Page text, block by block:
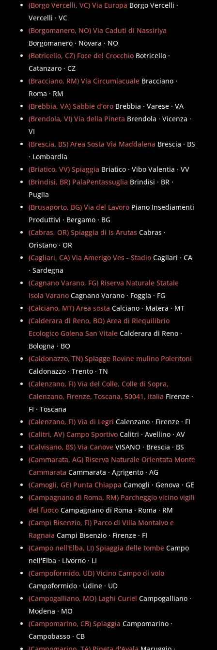
(Borgo Vercelli, VC) Via Europa Borgo Vercelli ·
Vercelli · VC
(Borgomanero, NO) Via Caduti di Nassiriya
Borgomanero · Novara · NO
(Botricello, CZ) Foce del Crocchio Botricello ·
Catanzaro · CZ
(Bracciano, RM) Via Circumlacuale Bracciano ·
Roma · RM
(Brebbia, VA) Sabbie d’oro Brebbia · Varese · VA
(Brendola, VI) Via della Pineta Brendola · Vicenza ·
VI
(Brescia, BS) Area Sosta Via Maddalena Brescia · BS
· Lombardia
(Briatico, VV) Spiaggia Briatico · Vibo Valentia · VV
(Brindisi, BR) PalaPentassuglia Brindisi · BR ·
Puglia
(Brusaporto, BG) Via del Lavoro Piano Insediamenti
Produttivi · Bergamo · BG
(Cabras, OR) Spiaggia di Is Arutas Cabras ·
Oristano · OR
(Cagliari, CA) Via Amerigo Ves - Stadio Cagliari · CA
· Sardegna
(Cagnano Varano, FG) Riserva Naturale Statale
Isola Varano Cagnano Varano · Foggia · FG
(Calciano, MT) Area sosta Calciano · Matera · MT
(Calderara di Reno, BO) Area di Riequilibrio
Ecologico Golena San Vitale Calderara di Reno ·
Bologna · BO
(Caldonazzo, TN) Spiagge Rovine mulino Polentoni
Caldonazzo · Trento · TN
(Calenzano, FI) Via del Colle, Colle di Sopra,
Calenzano, Firenze, Toscana, 50041, Italia Firenze ·
FI · Toscana
(Calenzano, FI) Via di Legri Calenzano · Firenze · FI
(Calitri, AV) Campo Sportivo Calitri · Avellino · AV
(Calvisano, BS) Via Canove VISANO · Brescia · BS
(Cammarata, AG) Riserva Naturale Orientata Monte
Cammarata Cammarata · Agrigento · AG
(Camogli, GE) Punta Chiappa Camogli · Genova · GE
(Campagnano di Roma, RM) Parcheggio vicino vigili
del fuoco Campagnano di Roma · Roma · RM
(Campi Bisenzio, FI) Parco di Villa Montalvo e
Ragnaia Campi Bisenzio · Firenze · FI
(Campo nell'Elba, LI) Spiaggia delle tombe Campo
nell'Elba · Livorno · LI
(Campoformido, UD) Vicino Campo di volo
Campoformido · Udine · UD
(Campogalliano, MO) Laghi Curiel Campogalliano ·
Modena · MO
(Campomarino, CB) Spiaggia Campomarino ·
Campobasso · CB